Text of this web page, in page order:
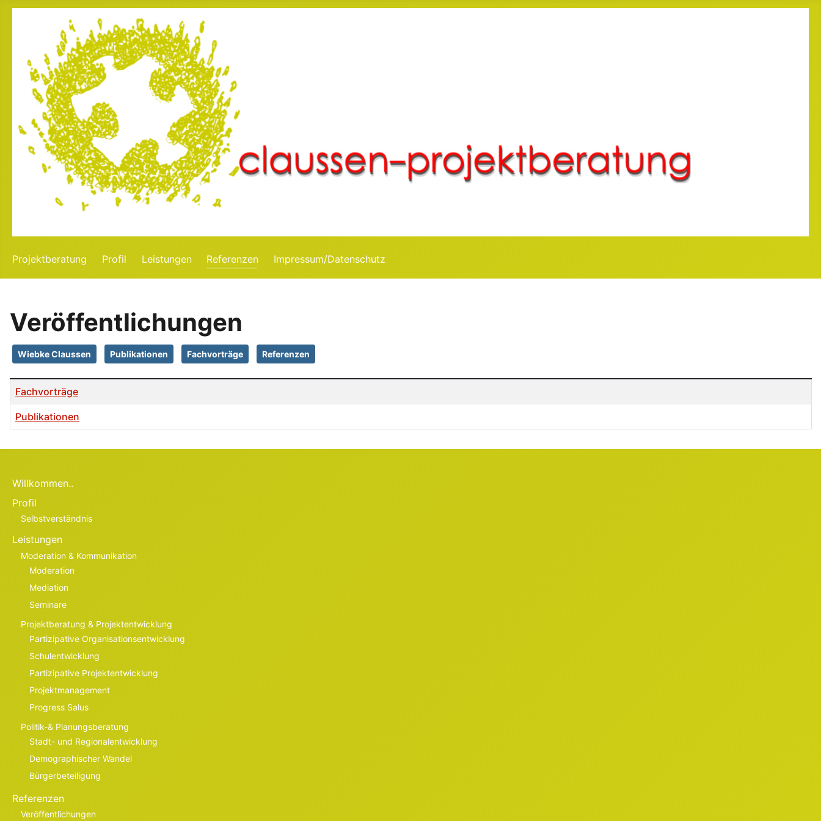
Projektberatung Profil Leistungen Referenzen Impressum/Datenschutz
Veröffentlichungen
Wiebke Claussen Publikationen Fachvorträge Referenzen
Fachvorträge
Publikationen
Willkommen..
Profil
Selbstverständnis
Leistungen
Moderation & Kommunikation
Moderation
Mediation
Seminare
Projektberatung & Projektentwicklung
Partizipative Organisationsentwicklung
Schulentwicklung
Partizipative Projektentwicklung
Projektmanagement
Progress Salus
Politik-& Planungsberatung
Stadt- und Regionalentwicklung
Demographischer Wandel
Bürgerbeteiligung
Referenzen
Veröffentlichungen